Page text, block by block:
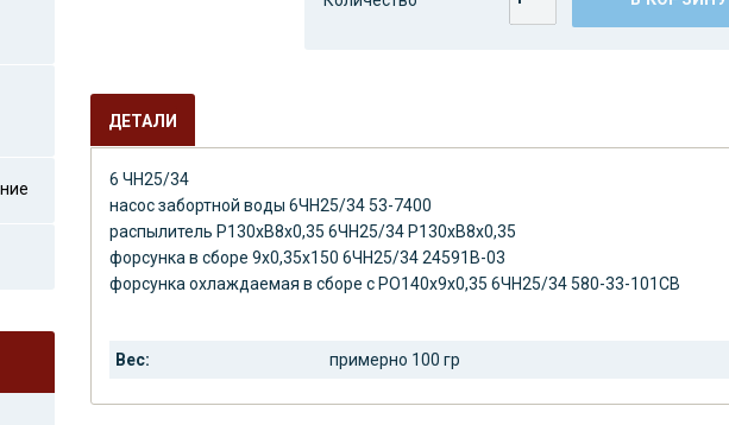
ДЕТАЛИ
6 ЧН25/34
насос забортной воды 6ЧН25/34 53-7400
распылитель P130xB8x0,35 6ЧН25/34 P130xB8x0,35
форсунка в сборе 9x0,35x150 6ЧН25/3424591B-03
форсунка охлаждаемая в сборе с PO140x9x0,35 6ЧН25/34 580-33-101CB
Вес: примерно 100 гр